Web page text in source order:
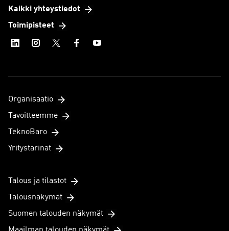
Kaikki yhteystiedot
Toimipisteet
Organisaatio
Tavoitteemme
TeknoBaro
Yritystarinat
Talous ja tilastot
Talousnäkymät
Suomen talouden näkymät